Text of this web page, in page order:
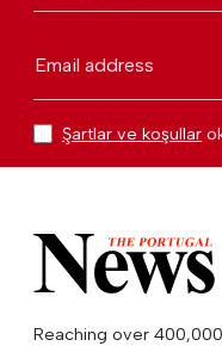
Email address
Şartlar ve koşullar
Reaching over